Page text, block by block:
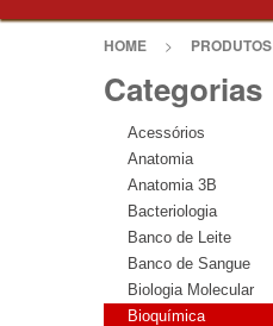
HOME > PRODUTOS
Categorias
Acessórios
Anatomia
Anatomia 3B
Bacteriologia
Banco de Leite
Banco de Sangue
Biologia Molecular
Bioquímica